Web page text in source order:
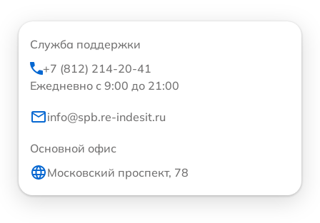
Служба поддержки
+7 (812) 214-20-41
Ежедневно с 9:00 до 21:00
info@spb.re-indesit.ru
Основной офис
Московский проспект, 78